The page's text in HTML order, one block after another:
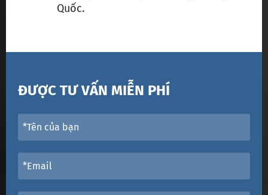
Quốc.
ĐƯỢC TƯ VẤN MIỄN PHÍ